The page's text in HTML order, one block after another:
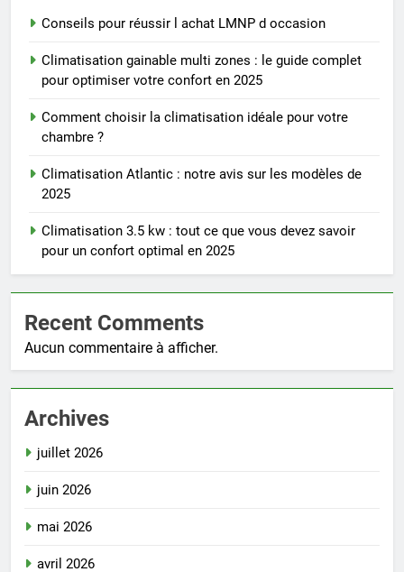
Conseils pour réussir l achat LMNP d occasion
Climatisation gainable multi zones : le guide complet
pour optimiser votre confort en 2025
Comment choisir la climatisation idéale pour votre
chambre ?
Climatisation Atlantic : notre avis sur les modèles de
2025
Climatisation 3.5 kw : tout ce que vous devez savoir
pour un confort optimal en 2025
Recent Comments
Aucun commentaire à afficher.
Archives
juillet 2026
juin 2026
mai 2026
avril 2026